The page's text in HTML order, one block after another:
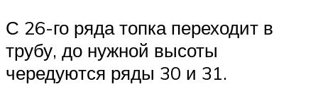
С 26-го ряда топка переходит в
трубу, до нужной высоты
чередуются ряды 30 и 31.